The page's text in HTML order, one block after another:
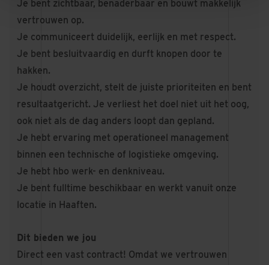
Je bent zichtbaar, benaderbaar en bouwt makkelijk
vertrouwen op.
Je communiceert duidelijk, eerlijk en met respect.
Je bent besluitvaardig en durft knopen door te
hakken.
Je houdt overzicht, stelt de juiste prioriteiten en bent
resultaatgericht. Je verliest het doel niet uit het oog,
ook niet als de dag anders loopt dan gepland.
Je hebt ervaring met operationeel management
binnen een technische of logistieke omgeving.
Je hebt hbo werk- en denkniveau.
Je bent fulltime beschikbaar en werkt vanuit onze
locatie in Haaften.
Dit bieden we jou
Direct een vast contract! Omdat we vertrouwen